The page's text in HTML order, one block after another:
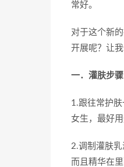
常好。
对于这个新
开展呢？让
一．灌肤步骤
1.跟往常护
女生，最好
2.调制灌肤乳
而且精华在